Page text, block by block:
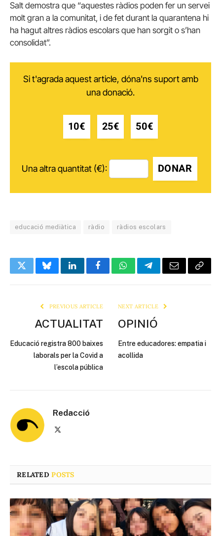
Salt demostra que “aquestes ràdios poden fer un servei
molt gran a la comunitat, i de fet durant la quarantena hi
ha hagut altres ràdios escolars que han sorgit o s’han
consolidat”.
Si t'agrada aquest article, dóna'ns suport amb
una donació.
10€ 25€ 50€
Una altra quantitat (€): DONAR
educació mediàtica ràdio ràdios escolars
TwitterBlueskyLinkedInFacebookWhatsAppTelegramEmail Copy
PREVIOUS ARTICLE
ACTUALITAT
Educació registra 800 baixes
laborals per la Covid a
l’escola pública
NEXT ARTICLE
OPINIÓ
Entre educadores: empatia i
acollida
Redacció
RELATEDPOSTS